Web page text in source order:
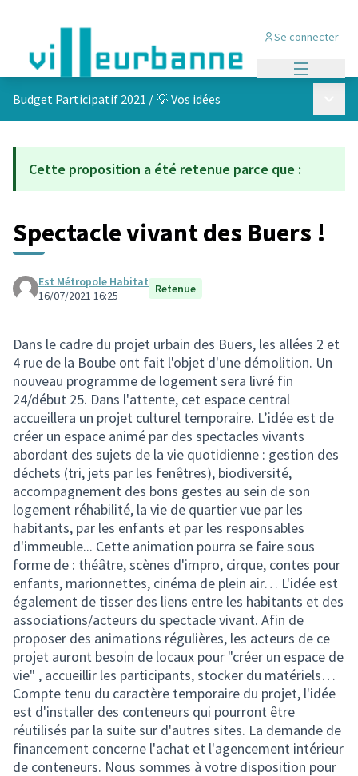
Se connecter
Budget Participatif 2021 /💡 Vos idées
Cette proposition a été retenue parce que :
Spectacle vivant des Buers !
Est Métropole Habitat
16/07/2021 16:25
Retenue
Dans le cadre du projet urbain des Buers, les allées 2 et
4 rue de la Boube ont fait l'objet d'une démolition. Un
nouveau programme de logement sera livré fin
24/début 25. Dans l'attente, cet espace central
accueillera un projet culturel temporaire. L’idée est de
créer un espace animé par des spectacles vivants
abordant des sujets de la vie quotidienne : gestion des
déchets (tri, jets par les fenêtres), biodiversité,
accompagnement des bons gestes au sein de son
logement réhabilité, la vie de quartier vue par les
habitants, par les enfants et par les responsables
d'immeuble... Cette animation pourra se faire sous
forme de : théâtre, scènes d'impro, cirque, contes pour
enfants, marionnettes, cinéma de plein air… L'idée est
également de tisser des liens entre les habitants et des
associations/acteurs du spectacle vivant. Afin de
proposer des animations régulières, les acteurs de ce
projet auront besoin de locaux pour "créer un espace de
vie" , accueillir les participants, stocker du matériels…
Compte tenu du caractère temporaire du projet, l'idée
est d'installer des conteneurs qui pourront être
réutilisés par la suite sur d'autres sites. La demande de
financement concerne l'achat et l'agencement intérieur
de conteneurs. Nous sommes à votre disposition pour